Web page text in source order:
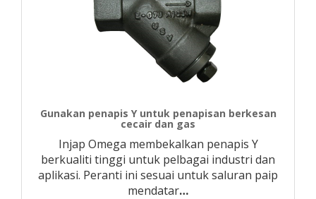
Gunakan penapis Y untuk penapisan berkesan
cecair dan gas
Injap Omega membekalkan penapis Y
berkualiti tinggi untuk pelbagai industri dan
aplikasi. Peranti ini sesuai untuk saluran paip
mendatar…